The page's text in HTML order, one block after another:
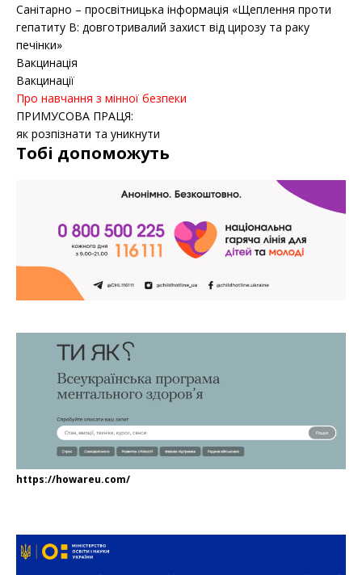
Санітарно – просвітницька інформація «Щеплення проти
гепатиту B: довготривалий захист від цирозу та раку
печінки»
Вакцинація
Вакцинації
Про навчання з мінної безпеки
ПРИМУСОВА ПРАЦЯ:
як розпізнати та уникнути
Тобі допоможуть
https://howareu.com/